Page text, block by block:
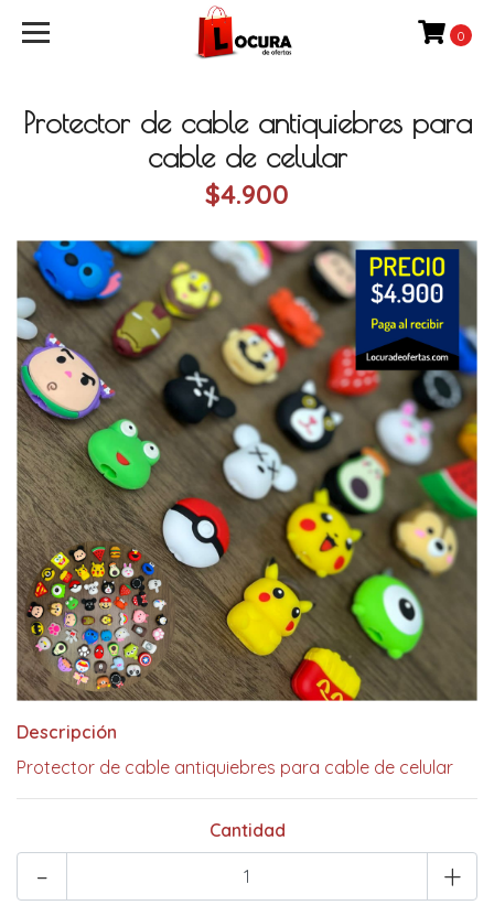
0
Protector de cable antiquiebres para
cable de celular
$4.900
Descripción
Protector de cable antiquiebres para cable de celular
Cantidad
+
-